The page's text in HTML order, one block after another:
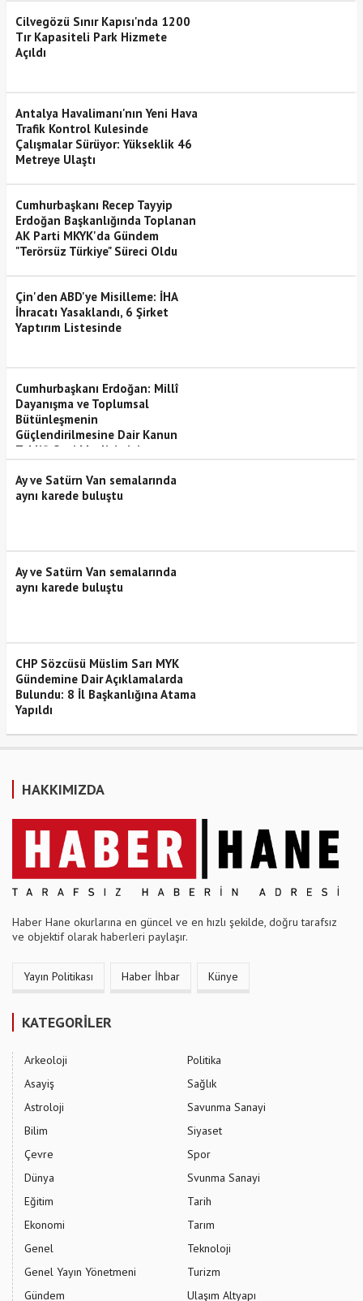
Cilvegözü Sınır Kapısı'nda 1200
Tır Kapasiteli Park Hizmete
Açıldı
Antalya Havalimanı'nın Yeni Hava
Trafik Kontrol Kulesinde
Çalışmalar Sürüyor: Yükseklik 46
Metreye Ulaştı
Cumhurbaşkanı Recep Tayyip
Erdoğan Başkanlığında Toplanan
AK Parti MKYK'da Gündem
"Terörsüz Türkiye" Süreci Oldu
Çin'den ABD'ye Misilleme: İHA
İhracatı Yasaklandı, 6 Şirket
Yaptırım Listesinde
Cumhurbaşkanı Erdoğan: Millî
Dayanışma ve Toplumsal
Bütünleşmenin
Güçlendirilmesine Dair Kanun
Teklifi Gazi Meclisimizin
Takdirine Sunuldu
Ay ve Satürn Van semalarında
aynı karede buluştu
Ay ve Satürn Van semalarında
aynı karede buluştu
CHP Sözcüsü Müslim Sarı MYK
Gündemine Dair Açıklamalarda
Bulundu: 8 İl Başkanlığına Atama
Yapıldı
HAKKIMIZDA
Haber Hane okurlarına en güncel ve en hızlı şekilde, doğru tarafsız
ve objektif olarak haberleri paylaşır.
Yayın Politikası Haber İhbar Künye
KATEGORİLER
Arkeoloji
Asayiş
Astroloji
Bilim
Çevre
Dünya
Eğitim
Ekonomi
Genel
Genel Yayın Yönetmeni
Gündem
Politika
Sağlık
Savunma Sanayi
Siyaset
Spor
Svunma Sanayi
Tarih
Tarım
Teknoloji
Turizm
Ulaşım Altyapı